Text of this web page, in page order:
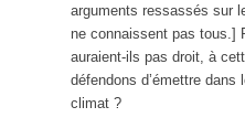
arguments ressassés sur
ne connaissent pas tous.]
auraient-ils pas droit, à
défendons d’émettre
climat ?